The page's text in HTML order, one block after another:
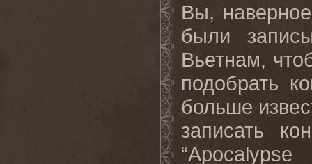
Вы,
были
Вьетнам,
подобрать
больше
записать